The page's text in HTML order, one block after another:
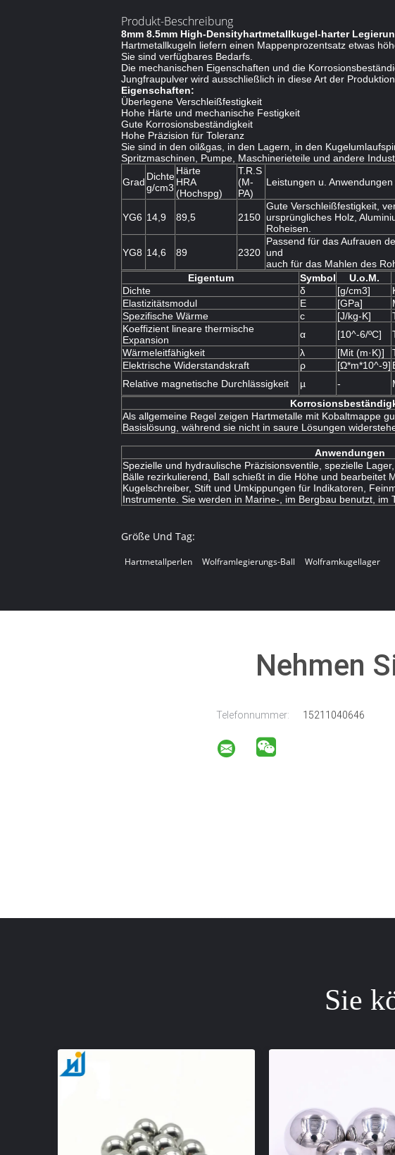
Produkt-Beschreibung
8mm 8.5mm High-Densityhartmetallkugel-harter
Hartmetallkugeln liefern einen Mappenprozentsatz etwas
Sie sind verfügbares Bedarfs.
Die mechanischen Eigenschaften und die
Jungfraupulver wird ausschließlich in diese Art der
Eigenschaften:
Überlegene Verschleißfestigkeit
Hohe Härte und mechanische Festigkeit
Gute Korrosionsbeständigkeit
Hohe Präzision für Toleranz
Sie sind in den oil&gas, in den Lagern, in den
Spritzmaschinen, Pumpe, Maschinerieteile und andere
Grad Dichte
g/cm3
Härte
HRA
(Hochspg)
T.R.S
(M-
PA)
Leistungen u.
YG6 14,9 89,5 2150
Gute Verschleißfestigkeit,
ursprüngliches Holz,
Roheisen.
YG8 14,6 89 2320
Passend für das Aufrauen
und
auch für das Mahlen des
Eigentum
Symbol U.o.M.
Dichte
δ [g/cm3]
Elastizitätsmodul
E [GPa]
Spezifische Wärme
c [J/kg-K]
Koeffizient lineare thermische
Expansion
α [10^-6/ºC]
Wärmeleitfähigkeit
λ [Mit (m·K)]
Elektrische Widerstandskraft
ρ [Ω*m*10^-9]
Relative magnetische Durchlässigkeit
µ -
Als allgemeine Regel zeigen Hartmetalle mit Kobaltmappe
Basislösung, während sie nicht in saure Lösungen
Anwendungen
Spezielle und hydraulische Präzisionsventile, spezielle
Bälle rezirkulierend, Ball schießt in die Höhe und bearbeitet
Kugelschreiber, Stift und Umkippungen für Indikatoren,
Instrumente. Sie werden in Marine-, im Bergbau benutzt, im
Größe Und Tag:
Hartmetallperlen Wolframlegierungs-Ball Wolframkugellager
Nehmen
Telefonnummer: 15211040646
Sie